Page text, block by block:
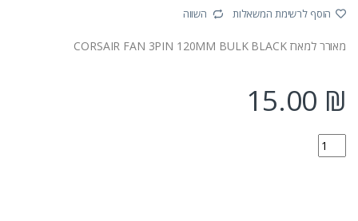
הוסף לרשימת המשאלות השווה
מאורר למארז CORSAIR FAN 3PIN 120MM BULK BLACK
15.00 ₪
F121BU quantity